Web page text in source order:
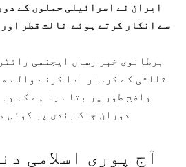
ایران نے اسرائیلی حملوں کے
سے انکار کرتے ہوئے ثالث قطر
برطانوی خبر رساں ایجنسی
ثالثی کے کردار ادا کرنے والے
واضح طور پر بتا دیا ہے کہ
دوران جنگ بندی پر کوئی
آج پوری اسلامی